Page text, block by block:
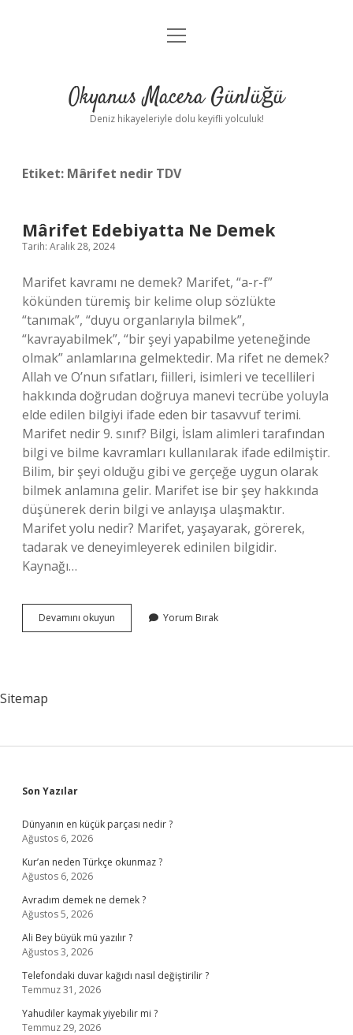
Anasayfa
Yasal Uyarı
menüyü
Okyanus Macera Günlüğü
Deniz hikayeleriyle dolu keyifli yolculuk!
Etiket: Mârifet nedir TDV
Mârifet Edebiyatta Ne Demek
Tarih: Aralık 28, 2024
Marifet kavramı ne demek? Marifet, “a-r-f”
kökünden türemiş bir kelime olup sözlükte
“tanımak”, “duyu organlarıyla bilmek”,
“kavrayabilmek”, “bir şeyi yapabilme yeteneğinde
olmak” anlamlarına gelmektedir. Ma rifet ne demek?
Allah ve O’nun sıfatları, fiilleri, isimleri ve tecellileri
hakkında doğrudan doğruya manevi tecrübe yoluyla
elde edilen bilgiyi ifade eden bir tasavvuf terimi.
Marifet nedir 9. sınıf? Bilgi, İslam alimleri tarafından
bilgi ve bilme kavramları kullanılarak ifade edilmiştir.
Bilim, bir şeyi olduğu gibi ve gerçeğe uygun olarak
bilmek anlamına gelir. Marifet ise bir şey hakkında
düşünerek derin bilgi ve anlayışa ulaşmaktır.
Marifet yolu nedir? Marifet, yaşayarak, görerek,
tadarak ve deneyimleyerek edinilen bilgidir.
Kaynağı…
Devamını okuyun
Edebiyatta
Yorum Bırak
Sitemap
Sidebar
Son Yazılar
Dünyanın en küçük parçası nedir ?
Ağustos 6, 2026
Kur’an neden Türkçe okunmaz ?
Ağustos 6, 2026
Avradım demek ne demek ?
Ağustos 5, 2026
Ali Bey büyük mü yazılır ?
Ağustos 3, 2026
Telefondaki duvar kağıdı nasıl değiştirilir ?
Temmuz 31, 2026
Yahudiler kaymak yiyebilir mi ?
Temmuz 29, 2026